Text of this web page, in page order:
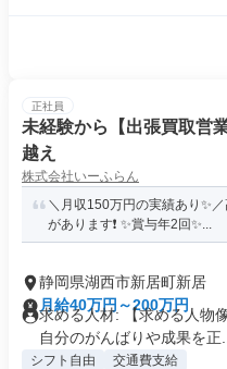
正社員
未経験から【出張買取営
越え
株式会社いーふらん
＼月収150万円の実績あり✨
があります❗ ✨賞与年2回✨...
静岡県湖西市新居町新居
月給40万円～200万円
求める人材: 【求める人物
自分のがんばりや成果を正...
シフト自由 交通費支給